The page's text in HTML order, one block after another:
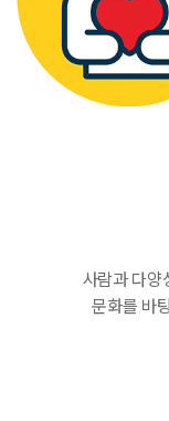
사람과 다양
문화를 바